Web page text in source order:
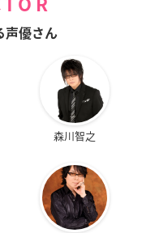
声優さん
森川智之